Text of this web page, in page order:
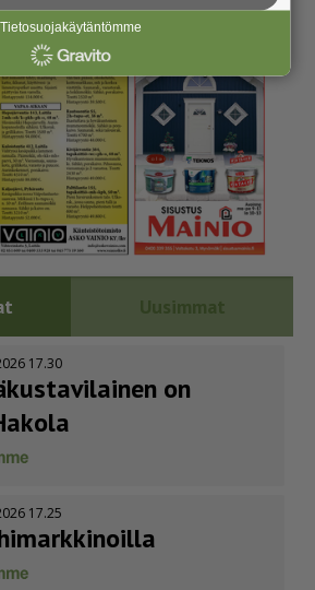
Uusimmat
17.30
on
17.25
Tietosuojakäytäntömme